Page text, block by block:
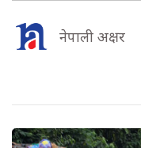
नेपाली अक्षर